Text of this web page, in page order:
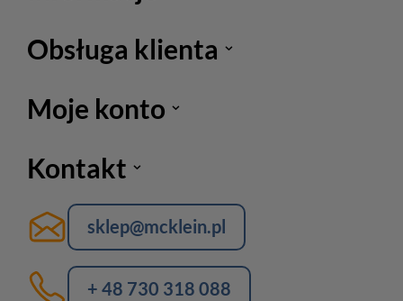
Obsługa klienta
Moje konto
Kontakt
sklep@mcklein.pl
+ 48 730 318 088